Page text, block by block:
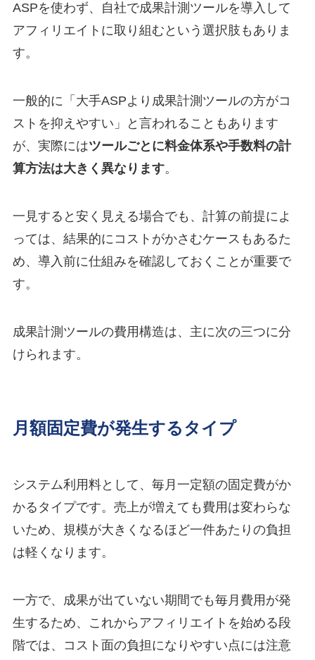
ASPを使わず、自社で成果計測ツールを導入して
アフィリエイトに取り組むという選択肢もありま
す。
一般的に「大手ASPより成果計測ツールの方がコ
ストを抑えやすい」と言われることもあります
が、実際にはツールごとに料金体系や手数料の計
算方法は大きく異なります。
一見すると安く見える場合でも、計算の前提によ
っては、結果的にコストがかさむケースもあるた
め、導入前に仕組みを確認しておくことが重要で
す。
成果計測ツールの費用構造は、主に次の三つに分
けられます。
月額固定費が発生するタイプ
システム利用料として、毎月一定額の固定費がか
かるタイプです。売上が増えても費用は変わらな
いため、規模が大きくなるほど一件あたりの負担
は軽くなります。
一方で、成果が出ていない期間でも毎月費用が発
生するため、これからアフィリエイトを始める段
階では、コスト面の負担になりやすい点には注意